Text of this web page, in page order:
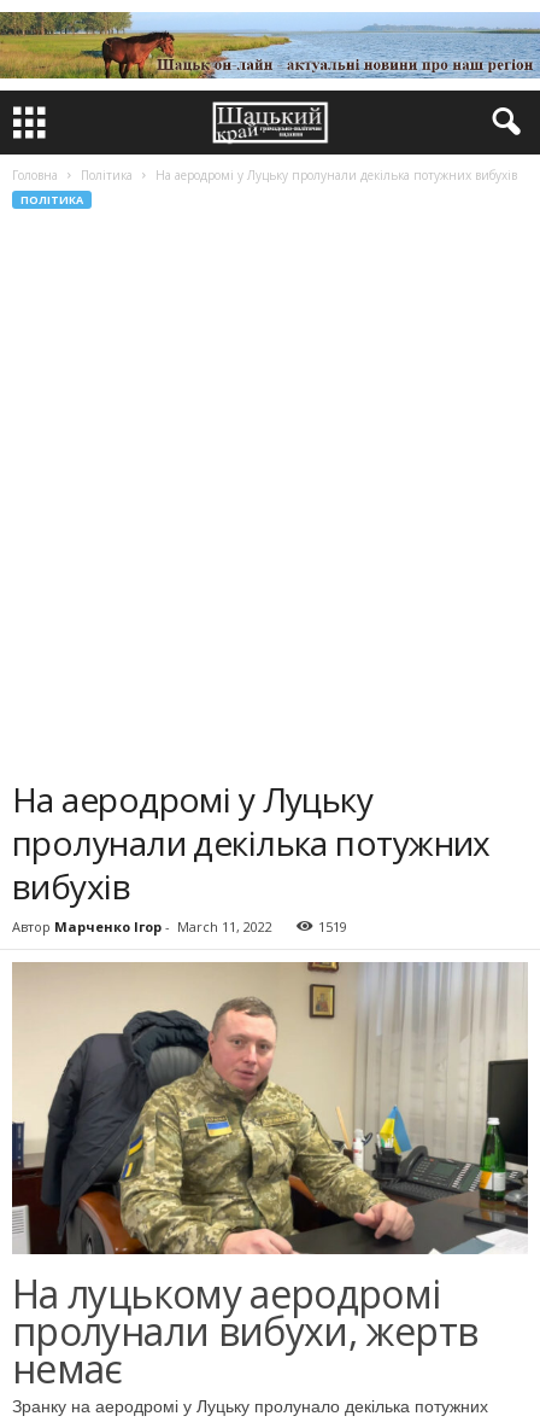
Головна Політика На аеродромі у Луцьку пролунали декілька потужних вибухів
ПОЛІТИКА
На аеродромі у Луцьку
пролунали декілька потужних
вибухів
Автор Марченко Ігор - March 11, 2022 1519
На луцькому аеродромі
пролунали вибухи, жертв
немає
Зранку на аеродромі у Луцьку пролунало декілька потужних